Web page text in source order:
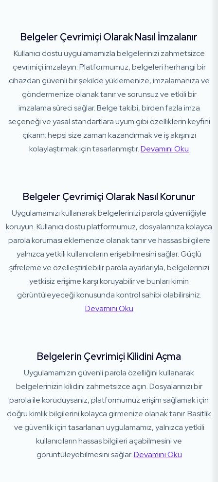
Belgeler Çevrimiçi Olarak Nasıl İmzalanır
Kullanıcı dostu uygulamamızla belgelerinizi zahmetsizce
çevrimiçi imzalayın. Platformumuz, belgeleri herhangi bir
cihazdan güvenli bir şekilde yüklemenize, imzalamanıza ve
göndermenize olanak tanır ve sorunsuz ve etkili bir
imzalama süreci sağlar. Belge takibi, birden fazla imza
seçeneği ve yasal standartlara uyum gibi özelliklerin keyfini
çıkarın; hepsi size zaman kazandırmak ve iş akışınızı
kolaylaştırmak için tasarlanmıştır.Devamını Oku
Belgeler Çevrimiçi Olarak Nasıl Korunur
Uygulamamızı kullanarak belgelerinizi parola güvenliğiyle
koruyun. Kullanıcı dostu platformumuz, dosyalarınıza kolayca
parola koruması eklemenize olanak tanır ve hassas bilgilere
yalnızca yetkili kullanıcıların erişebilmesini sağlar. Güçlü
şifreleme ve özelleştirilebilir parola ayarlarıyla, belgelerinizi
yetkisiz erişime karşı koruyabilir ve bunları kimin
görüntüleyeceği konusunda kontrol sahibi olabilirsiniz.
Devamını Oku
Belgelerin Çevrimiçi Kilidini Açma
Uygulamamızın güvenli parola özelliğini kullanarak
belgelerinizin kilidini zahmetsizce açın. Dosyalarınızı bir
parola ile koruduysanız, platformumuz erişim sağlamak için
doğru kimlik bilgilerini kolayca girmenize olanak tanır. Basitlik
ve güvenlik için tasarlanan uygulamamız, yalnızca yetkili
kullanıcıların hassas bilgileri açabilmesini ve
görüntüleyebilmesini sağlar.Devamını Oku